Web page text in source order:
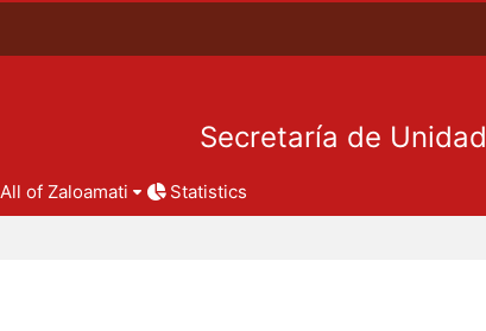
Secretaría de Unidad
All of Zaloamati Statistics